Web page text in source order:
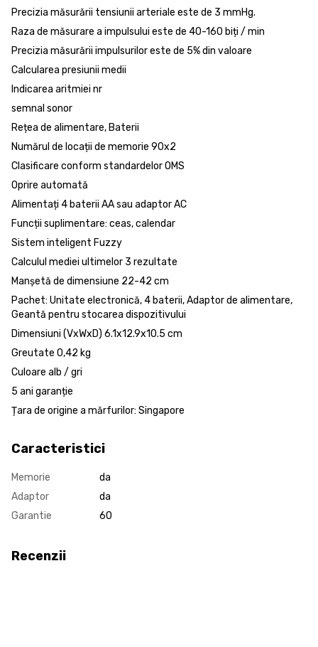
Precizia măsurării tensiunii arteriale este de 3 mmHg.
Raza de măsurare a impulsului este de 40-160 biți / min
Precizia măsurării impulsurilor este de 5% din valoare
Calcularea presiunii medii
Indicarea aritmiei nr
semnal sonor
Rețea de alimentare, Baterii
Numărul de locații de memorie 90x2
Clasificare conform standardelor OMS
Oprire automată
Alimentați 4 baterii AA sau adaptor AC
Funcții suplimentare: ceas, calendar
Sistem inteligent Fuzzy
Calculul mediei ultimelor 3 rezultate
Manșetă de dimensiune 22-42 cm
Pachet: Unitate electronică, 4 baterii, Adaptor de alimentare,
Geantă pentru stocarea dispozitivului
Dimensiuni (VxWxD) 6.1x12.9x10.5 cm
Greutate 0,42 kg
Culoare alb / gri
5 ani garanție
Țara de origine a mărfurilor: Singapore
Caracteristici
Memorie
da
Adaptor
da
Garantie
60
Recenzii